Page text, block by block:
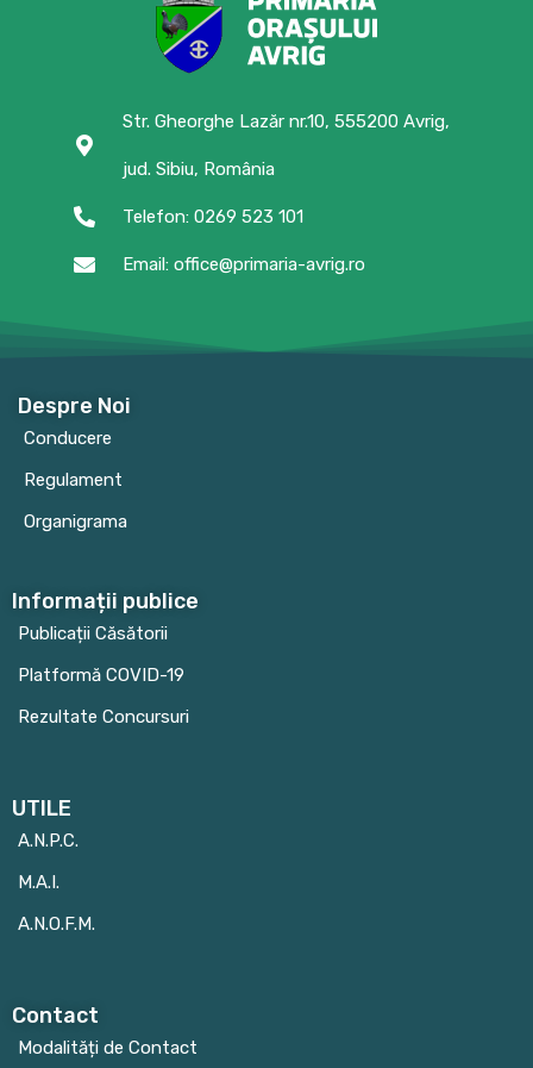
Str. Gheorghe Lazăr nr.10, 555200 Avrig,
jud. Sibiu, România
Telefon: 0269 523 101
Email: office@primaria-avrig.ro
Despre Noi
Conducere
Regulament
Organigrama
Informații publice
Publicații Căsătorii
Platformă COVID-19
Rezultate Concursuri
UTILE
A.N.P.C.
M.A.I.
A.N.O.F.M.
Contact
Modalități de Contact